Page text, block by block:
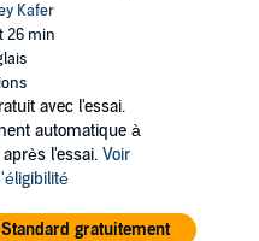
Kafer
26 min
avec l'essai.
automatique à
l'essai. Voir
Standard gratuitement